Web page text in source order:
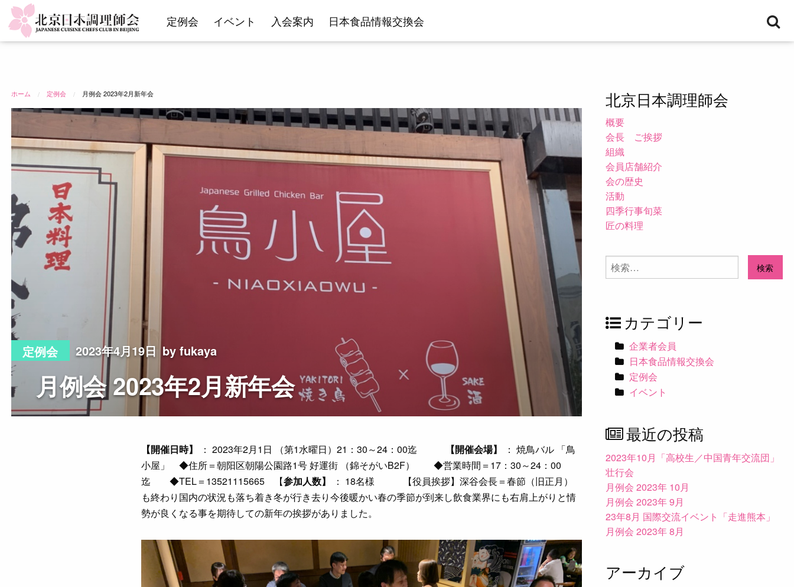
定例会 イベント 入会案内 日本食品情報交換会
ホーム 定例会 月例会 2023年2月新年会
定例会 2023年4月19日 by fukaya
月例会 2023年2月新年会
【開催日時】 ： 2023年2月1日 （第1水曜日）21：30～24：00迄 【開催会場】
： 焼鳥バル 「鳥
小屋」 ◆住所＝朝阳区朝陽公園路1号 好運街 （錦そがいB2F） ◆営業時間＝17：30～24：00
迄 ◆TEL＝13521115665 【参加人数】
： 18名様 【役員挨拶】深谷会長＝春節（旧正月）
も終わり国内の状況も落ち着き冬が行き去り今後暖かい春の季節が到来し飲食業界にも右肩上がりと情
勢が良くなる事を期待しての新年の挨拶がありました。
北京日本調理師会
概要
会長 ご挨拶
組織
会員店舗紹介
会の歴史
活動
四季行事旬菜
匠の料理
検
索:
カテゴリー
企業者会員
日本食品情報交換会
定例会
イベント
最近の投稿
2023年10月「高校生／中国青年交流団」
壮行会
月例会 2023年 10月
月例会 2023年 9月
23年8月 国際交流イベント「走進熊本」
月例会 2023年 8月
アーカイブ